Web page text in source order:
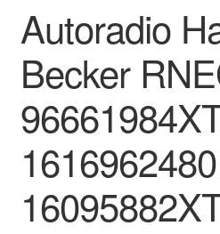
Autoradio
Becker
1616962480